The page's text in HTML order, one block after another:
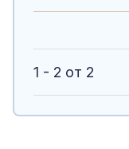
1 - 2 от 2